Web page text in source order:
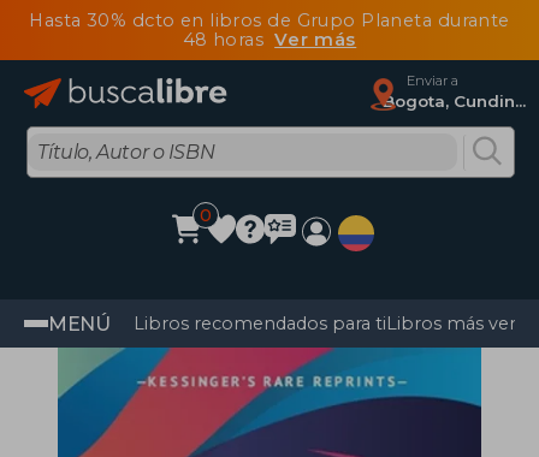
Hasta 30% dcto en libros de Grupo Planeta durante
48 horasVer más
Enviar a
Bogota, Cundinamarca
0
MENÚ Libros recomendados para tiLibros más